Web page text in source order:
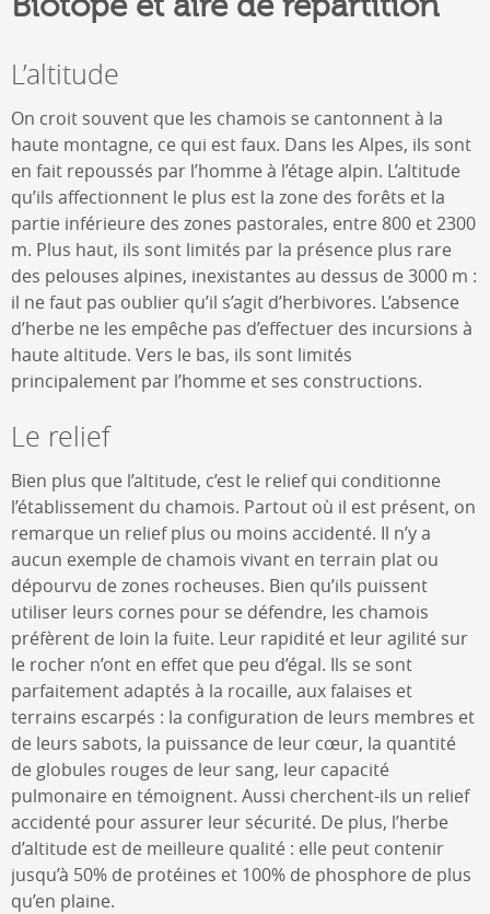
L’altitude
On croit souvent que les chamois se cantonnent à la
haute montagne, ce qui est faux. Dans les Alpes, ils sont
en fait repoussés par l’homme à l’étage alpin. L’altitude
qu’ils affectionnent le plus est la zone des forêts et la
partie inférieure des zones pastorales, entre 800 et 2300
m. Plus haut, ils sont limités par la présence plus rare
des pelouses alpines, inexistantes au dessus de 3000 m :
il ne faut pas oublier qu’il s’agit d’herbivores. L’absence
d’herbe ne les empêche pas d’effectuer des incursions à
haute altitude. Vers le bas, ils sont limités
principalement par l’homme et ses constructions.
Le relief
Bien plus que l’altitude, c’est le relief qui conditionne
l’établissement du chamois. Partout où il est présent, on
remarque un relief plus ou moins accidenté. Il n’y a
aucun exemple de chamois vivant en terrain plat ou
dépourvu de zones rocheuses. Bien qu’ils puissent
utiliser leurs cornes pour se défendre, les chamois
préfèrent de loin la fuite. Leur rapidité et leur agilité sur
le rocher n’ont en effet que peu d’égal. Ils se sont
parfaitement adaptés à la rocaille, aux falaises et
terrains escarpés : la configuration de leurs membres et
de leurs sabots, la puissance de leur cœur, la quantité
de globules rouges de leur sang, leur capacité
pulmonaire en témoignent. Aussi cherchent-ils un relief
accidenté pour assurer leur sécurité. De plus, l’herbe
d’altitude est de meilleure qualité : elle peut contenir
jusqu’à 50% de protéines et 100% de phosphore de plus
qu’en plaine.